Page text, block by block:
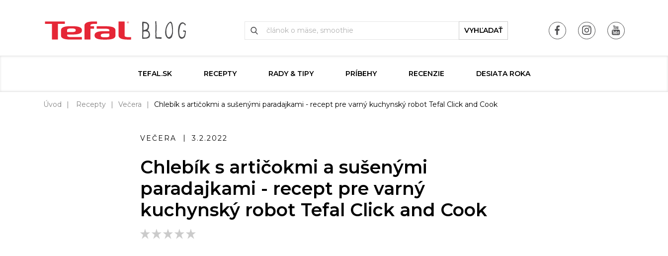
VYHĽADAŤ
TEFAL.SK RECEPTY RADY & TIPY PRÍBEHY RECENZIE DESIATA ROKA
Úvod Recepty Večera Chlebík s artičokmi a sušenými paradajkami - recept pre varný kuchynský robot Tefal Click and Cook
VEČERA 3.2.2022
Chlebík s artičokmi a sušenými
paradajkami - recept pre varný
kuchynský robot Tefal Click and Cook